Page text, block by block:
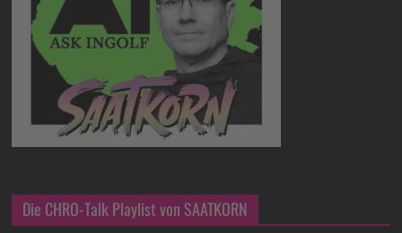
Die CHRO-Talk Playlist von SAATKORN